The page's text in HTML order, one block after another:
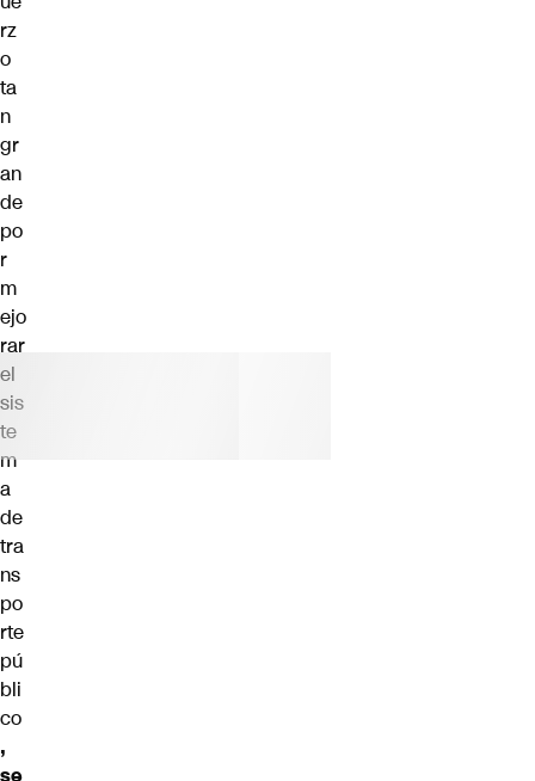
rz
o
ta
n
gr
an
de
po
r
m
ejo
rar
el
sis
te
m
a
de
tra
ns
po
rte
pú
bli
co
,
se